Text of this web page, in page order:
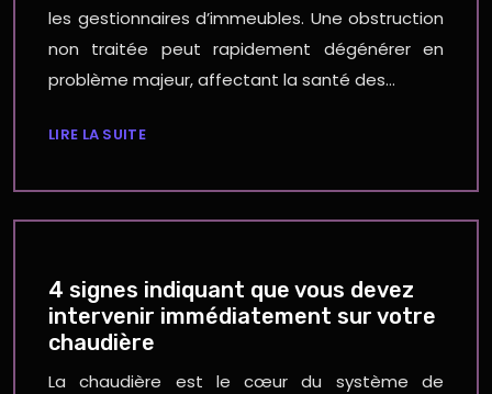
les gestionnaires d’immeubles. Une obstruction
non traitée peut rapidement dégénérer en
problème majeur, affectant la santé des…
LIRE LA SUITE
4 signes indiquant que vous devez
intervenir immédiatement sur votre
chaudière
La chaudière est le cœur du système de